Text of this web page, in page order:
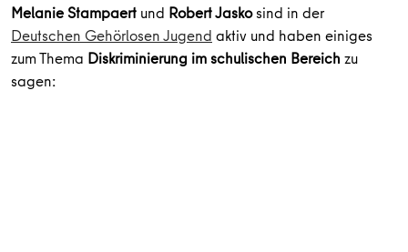
Melanie Stampaert und Robert Jaskosind in der
Deutschen Gehörlosen Jugend aktiv und haben einiges
zum Thema Diskriminierung im schulischen Bereich zu
sagen: